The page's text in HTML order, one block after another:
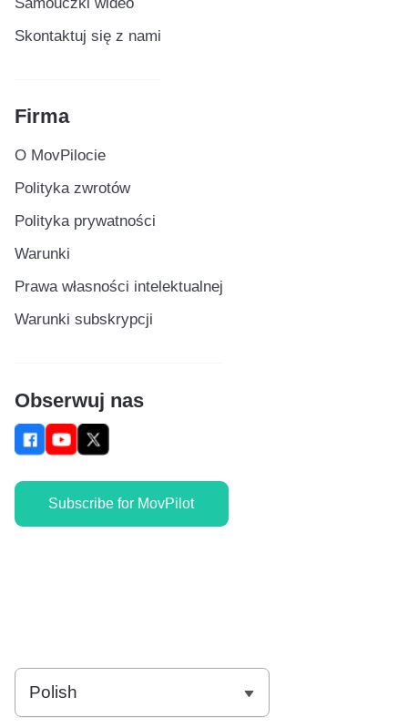
Skontaktuj się z nami
Firma
O MovPilocie
Polityka zwrotów
Polityka prywatności
Warunki
Prawa własności intelektualnej
Warunki subskrypcji
Obserwuj nas
Subscribe for MovPilot